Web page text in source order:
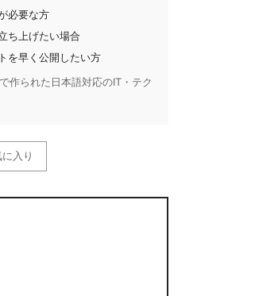
必要な方
ち上げたい場合
を早く公開したい方
作られた日本語対応のIT・テク
入り